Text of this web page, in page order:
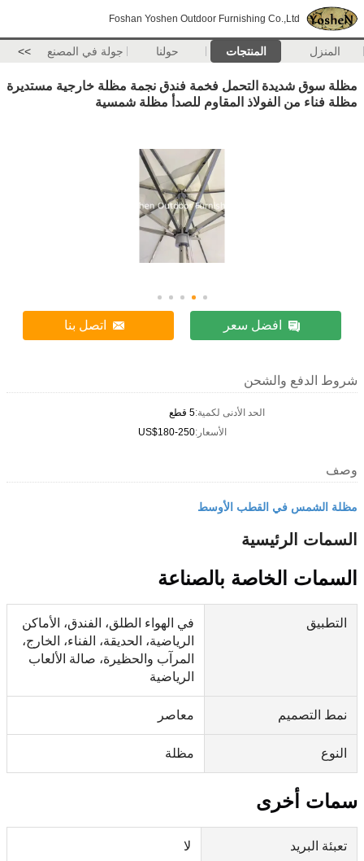
Foshan Yoshen Outdoor Furnishing Co.,Ltd
المنزل المنتجات حولنا جولة في المصنع >>
مظلة سوق شديدة التحمل فخمة فندق نجمة مظلة خارجية مستديرة
مظلة فناء من الفولاذ المقاوم للصدأ مظلة شمسية
افضل سعر اتصل بنا
شروط الدفع والشحن
الحد الأدنى لكمية:5 قطع
الأسعار:US$180-250
وصف
مظلة الشمس في القطب الأوسط
السمات الرئيسية
السمات الخاصة بالصناعة
التطبيق
في الهواء الطلق، الفندق، الأماكن
الرياضية، الحديقة، الفناء، الخارج،
المرآب والحظيرة، صالة الألعاب
الرياضية
نمط التصميم معاصر
النوع مظلة
سمات أخرى
تعبئة البريد لا